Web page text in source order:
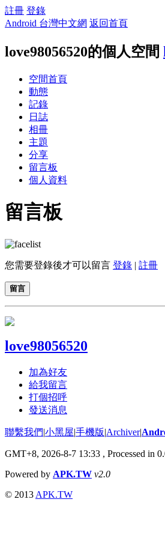
註冊 登錄
Android 台灣中文網 返回首頁
love98056520的個人空間
空間首頁
動態
記錄
日誌
相冊
主題
分享
留言板
個人資料
留言板
您需要登錄後才可以留言 登錄 | 註冊
留言
love98056520
加為好友
給我留言
打個招呼
發送消息
聯繫我們|小黑屋|手機版|Archiver|
GMT+8, 2026-8-7 13:33 , Processed in
Powered by APK.TW v2.0
© 2013 APK.TW